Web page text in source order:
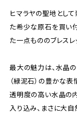
ヒマラヤの聖地とし
た希少な原石を買い
た一点もののブレスレ
最大の魅力は、水晶
（緑泥石）の豊かな表
透明度の高い水晶の
入り込み、まさに大